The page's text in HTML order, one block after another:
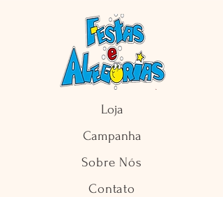
Loja
Campanha
Sobre Nós
Contato